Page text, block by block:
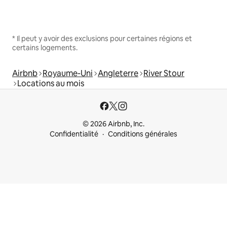
* Il peut y avoir des exclusions pour certaines régions et
certains logements.
Airbnb Royaume-Uni Angleterre River Stour
Locations au mois
© 2026 Airbnb, Inc.
Confidentialité
Conditions générales